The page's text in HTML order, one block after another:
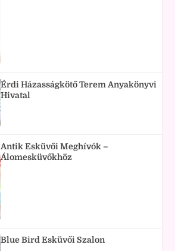
Érdi Házasságkötő Terem Anyakönyvi
Hivatal
Antik Esküvői Meghívók –
Álomesküvőkhöz
Blue Bird Esküvői Szalon